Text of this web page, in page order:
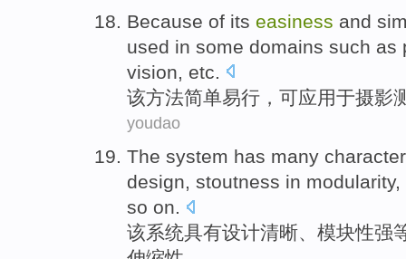
Because of its easiness and
used in some domains such as
vision
etc
该方法简单易行 ， 可应用于摄影
youdao
The system has many
design, stoutness in modularity,
so on.
该系统具有设计清晰、 模块性强